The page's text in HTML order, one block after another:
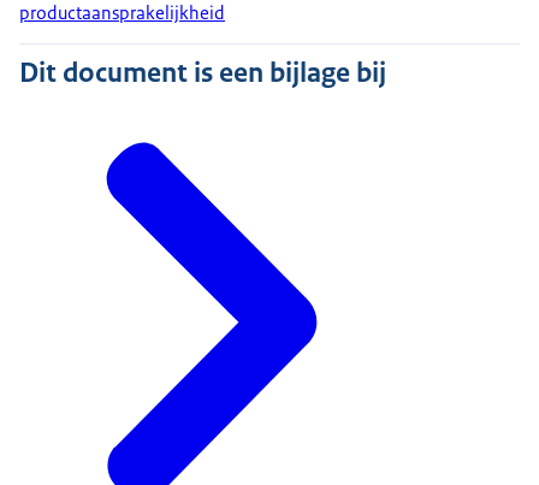
productaansprakelijkheid
Dit document is een bijlage bij